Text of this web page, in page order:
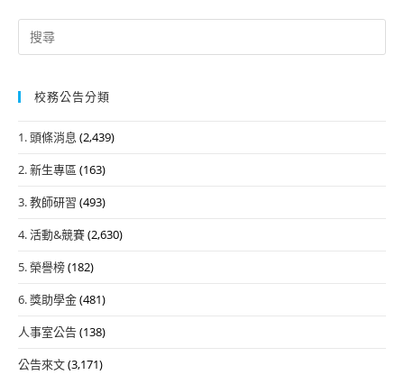
Search
for:
校務公告分類
1. 頭條消息 (2,439)
2. 新生專區 (163)
3. 教師研習 (493)
4. 活動&競賽(2,630)
5. 榮譽榜(182)
6. 獎助學金(481)
人事室公告(138)
公告來文(3,171)